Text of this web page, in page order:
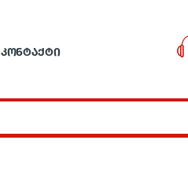
ᲙᲝᲜᲢᲐᲥᲢᲘ